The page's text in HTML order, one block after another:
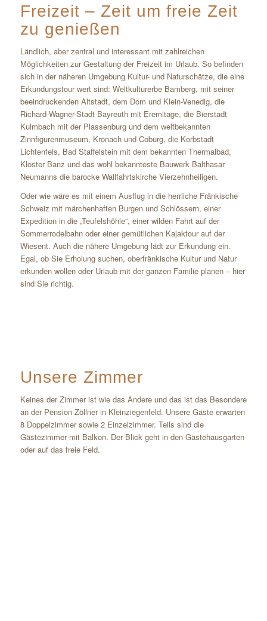
Freizeit – Zeit um freie Zeit
zu genießen
Ländlich, aber zentral und interessant mit zahlreichen
Möglichkeiten zur Gestaltung der Freizeit im Urlaub. So befinden
sich in der näheren Umgebung Kultur- und Naturschätze, die eine
Erkundungstour wert sind: Weltkulturerbe Bamberg, mit seiner
beeindruckenden Altstadt, dem Dom und Klein-Venedig, die
Richard-Wagner-Stadt Bayreuth mit Eremitage, die Bierstadt
Kulmbach mit der Plassenburg und dem weltbekannten
Zinnfigurenmuseum, Kronach und Coburg, die Korbstadt
Lichtenfels, Bad Staffelstein mit dem bekannten Thermalbad,
Kloster Banz und das wohl bekannteste Bauwerk Balthasar
Neumanns die barocke Wallfahrtskirche Vierzehnheiligen.
Oder wie wäre es mit einem Ausflug in die herrliche Fränkische
Schweiz mit märchenhaften Burgen und Schlössern, einer
Expedition in die „Teufelshöhle“, einer wilden Fahrt auf der
Sommerrodelbahn oder einer gemütlichen Kajaktour auf der
Wiesent. Auch die nähere Umgebung lädt zur Erkundung ein.
Egal, ob Sie Erholung suchen, oberfränkische Kultur und Natur
erkunden wollen oder Urlaub mit der ganzen Familie planen – hier
sind Sie richtig.
Unsere Zimmer
Keines der Zimmer ist wie das Andere und das ist das Besondere
an der Pension Zöllner in Kleinziegenfeld. Unsere Gäste erwarten
8 Doppelzimmer sowie 2 Einzelzimmer. Teils sind die
Gästezimmer mit Balkon. Der Blick geht in den Gästehausgarten
oder auf das freie Feld.